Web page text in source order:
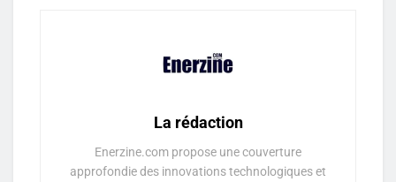
La rédaction
Enerzine.com propose une couverture
approfondie des innovations technologiques et